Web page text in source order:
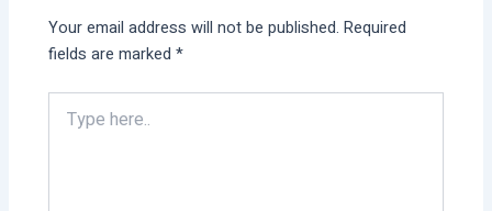
Your email address will not be published. Required
fields are marked*
here..